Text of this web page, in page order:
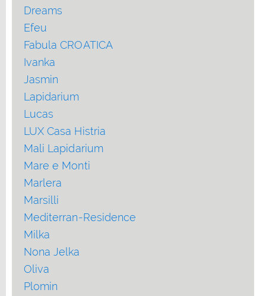
Dreams
Efeu
Fabula CROATICA
Ivanka
Jasmin
Lapidarium
Lucas
LUX Casa Histria
Mali Lapidarium
Mare e Monti
Marlera
Marsilli
Mediterran-Residence
Milka
Nona Jelka
Oliva
Plomin